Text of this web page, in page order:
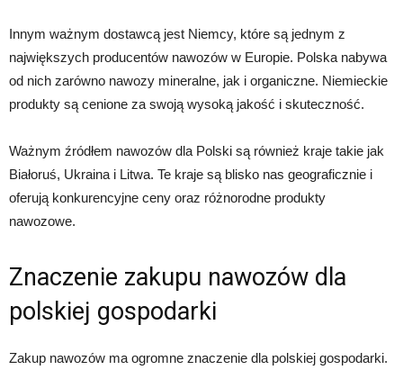
Innym ważnym dostawcą jest Niemcy, które są jednym z
największych producentów nawozów w Europie. Polska nabywa
od nich zarówno nawozy mineralne, jak i organiczne. Niemieckie
produkty są cenione za swoją wysoką jakość i skuteczność.
Ważnym źródłem nawozów dla Polski są również kraje takie jak
Białoruś, Ukraina i Litwa. Te kraje są blisko nas geograficznie i
oferują konkurencyjne ceny oraz różnorodne produkty
nawozowe.
Znaczenie zakupu nawozów dla
polskiej gospodarki
Zakup nawozów ma ogromne znaczenie dla polskiej gospodarki.